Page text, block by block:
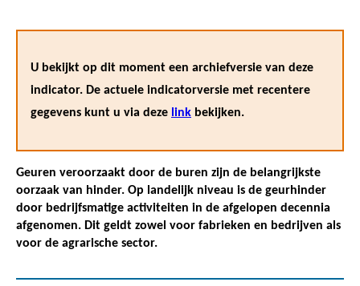
U bekijkt op dit moment een archiefversie van deze
indicator. De actuele indicatorversie met recentere
gegevens kunt u via deze link bekijken.
Geuren veroorzaakt door de buren zijn de belangrijkste
oorzaak van hinder. Op landelijk niveau is de geurhinder
door bedrijfsmatige activiteiten in de afgelopen decennia
afgenomen. Dit geldt zowel voor fabrieken en bedrijven als
voor de agrarische sector.